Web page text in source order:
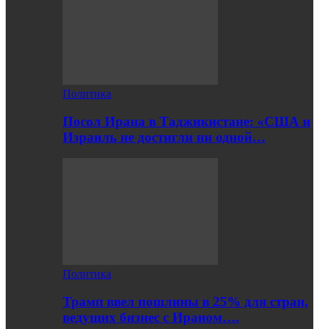
Политика
Посол Ирана в Таджикистане: «США и
Израиль не достигли ни одной…
Политика
Трамп ввел пошлины в 25% для стран,
ведущих бизнес с Ираном….